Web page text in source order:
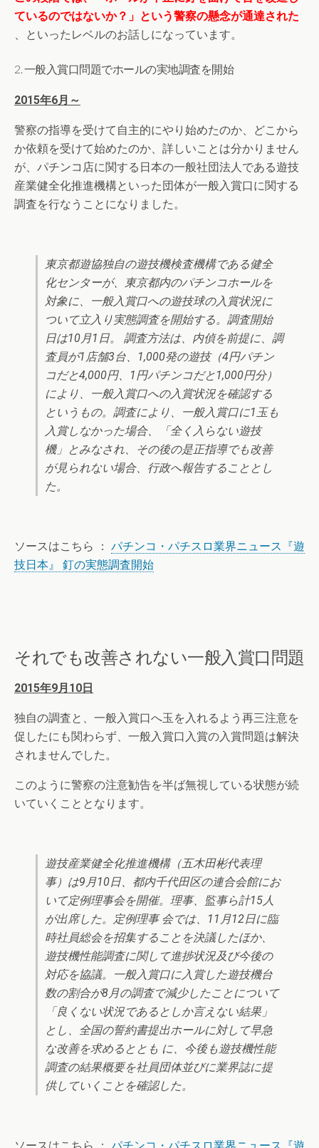
ているのではないか？」という警察の懸念が通達された
、といったレベルのお話しになっています。
2. 一般入賞口問題でホールの実地調査を開始
2015年6月～
警察の指導を受けて自主的にやり始めたのか、どこから
か依頼を受けて始めたのか、詳しいことは分かりません
が、パチンコ店に関する日本の一般社団法人である遊技
産業健全化推進機構といった団体が一般入賞口に関する
調査を行なうことになりました。
東京都遊協独自の遊技機検査機構である健全
化センターが、東京都内のパチンコホールを
対象に、一般入賞口への遊技球の入賞状況に
ついて立入り実態調査を開始する。調査開始
日は10月1日。 調査方法は、内偵を前提に、調
査員が1店舗3台、1,000発の遊技（4円パチン
コだと4,000円、1円パチンコだと1,000円分）
により、一般入賞口への入賞状況を確認する
というもの。調査により、一般入賞口に1玉も
入賞しなかった場合、「全く入らない遊技
機」とみなされ、その後の是正指導でも改善
が見られない場合、行政へ報告することとし
た。
ソースはこちら ： パチンコ・パチスロ業界ニュース『遊
技日本』 釘の実態調査開始
それでも改善されない一般入賞口問題
2015年9月10日
独自の調査と、一般入賞口へ玉を入れるよう再三注意を
促したにも関わらず、一般入賞口入賞の入賞問題は解決
されませんでした。
このように警察の注意勧告を半ば無視している状態が続
いていくこととなります。
遊技産業健全化推進機構（五木田彬代表理
事）は9月10日、都内千代田区の連合会館にお
いて定例理事会を開催。理事、監事ら計15人
が出席した。定例理事 会では、11月12日に臨
時社員総会を招集することを決議したほか、
遊技機性能調査に関して進捗状況及び今後の
対応を協議。一般入賞口に入賞した遊技機台
数の割合が8月の調査で減少したことについて
「良くない状況であるとしか言えない結果」
とし、全国の誓約書提出ホールに対して早急
な改善を求めるととも に、今後も遊技機性能
調査の結果概要を社員団体並びに業界誌に提
供していくことを確認した。